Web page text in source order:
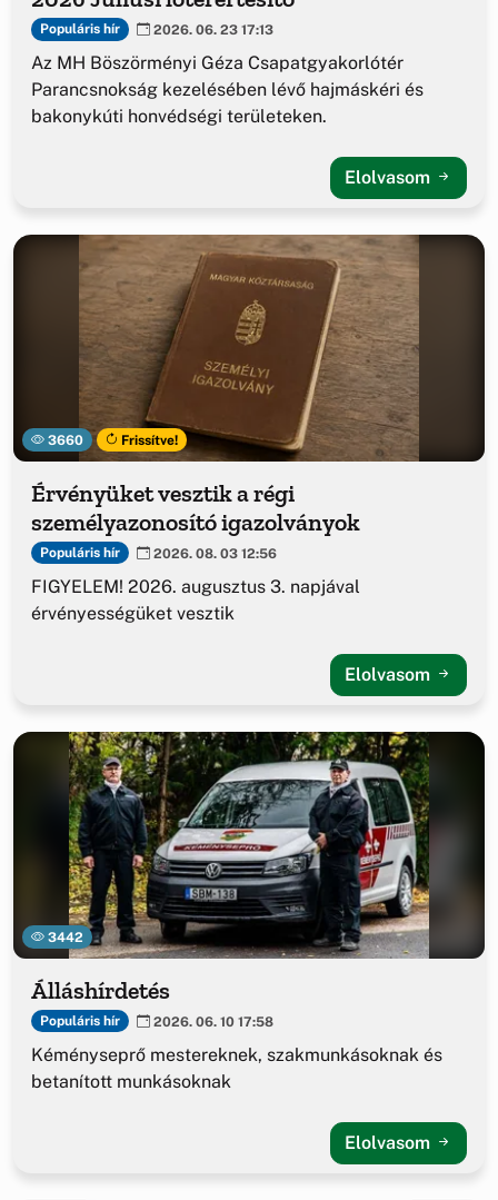
Populáris hír 2026. 06. 23 17:13
Az MH Böszörményi Géza Csapatgyakorlótér
Parancsnokság kezelésében lévő hajmáskéri és
bakonykúti honvédségi területeken.
Elolvasom
3660 Frissítve!
Érvényüket vesztik a régi
személyazonosító igazolványok
Populáris hír 2026. 08. 03 12:56
FIGYELEM! 2026. augusztus 3. napjával
érvényességüket vesztik
Elolvasom
3442
Álláshírdetés
Populáris hír 2026. 06. 10 17:58
Kéményseprő mestereknek, szakmunkásoknak és
betanított munkásoknak
Elolvasom